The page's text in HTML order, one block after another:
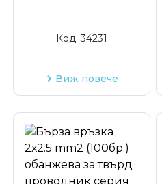
Код:34231
Виж повече